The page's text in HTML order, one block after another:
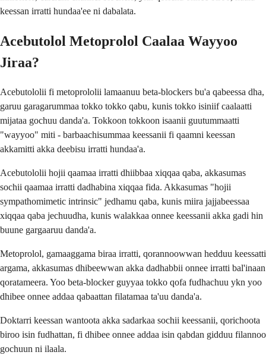
keessan irratti hundaa'ee ni dabalata.
Acebutolol Metoprolol Caalaa Wayyoo
Jiraa?
Acebutololii fi metoprololii lamaanuu beta-blockers bu'a qabeessa dha,
garuu garagarummaa tokko tokko qabu, kunis tokko isiniif caalaatti
mijataa gochuu danda'a. Tokkoon tokkoon isaanii guutummaatti
"wayyoo" miti - barbaachisummaa keessanii fi qaamni keessan
akkamitti akka deebisu irratti hundaa'a.
Acebutololii hojii qaamaa irratti dhiibbaa xiqqaa qaba, akkasumas
sochii qaamaa irratti dadhabina xiqqaa fida. Akkasumas "hojii
sympathomimetic intrinsic" jedhamu qaba, kunis miira jajjabeessaa
xiqqaa qaba jechuudha, kunis walakkaa onnee keessanii akka gadi hin
buune gargaaruu danda'a.
Metoprolol, gamaaggama biraa irratti, qorannoowwan hedduu keessatti
argama, akkasumas dhibeewwan akka dadhabbii onnee irratti bal'inaan
qoratameera. Yoo beta-blocker guyyaa tokko qofa fudhachuu ykn yoo
dhibee onnee addaa qabaattan filatamaa ta'uu danda'a.
Doktarri keessan wantoota akka sadarkaa sochii keessanii, qorichoota
biroo isin fudhattan, fi dhibee onnee addaa isin qabdan gidduu filannoo
gochuun ni ilaala.